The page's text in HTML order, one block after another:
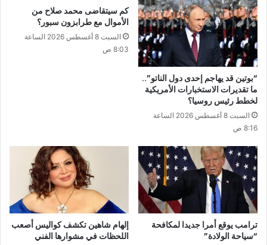
“بوتين قد يهاجم إحدى دول الناتو”..
ما تقديرات الاستخبارات الأمريكية
لخطط رئيس روسيا؟
السبت 8 أغسطس 2026 الساعة
8:16 ص
كم سيتقاضى محمد صلاح من
الأموال مع طرابزون سبور؟
السبت 8 أغسطس 2026 الساعة
8:03 ص
ترامب يوقع أمرا جديدا لمكافحة
“سياحة الولادة”
إلهام شاهين تكشف كواليس أصعب
اللحظات في مشوارها الفني